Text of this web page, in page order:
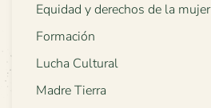
Equidad y derechos de la mujer
Formación
Lucha Cultural
Madre Tierra